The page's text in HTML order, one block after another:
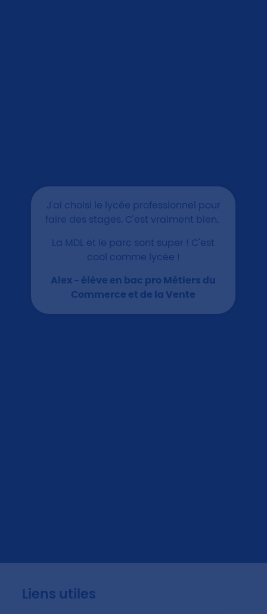
J'ai choisi le lycée professionnel pour
faire des stages. C'est vraiment bien.
La MDL et le parc sont super ! C'est
cool comme lycée !
Alex - élève en bac pro Métiers du
Commerce et de la Vente
Liens utiles